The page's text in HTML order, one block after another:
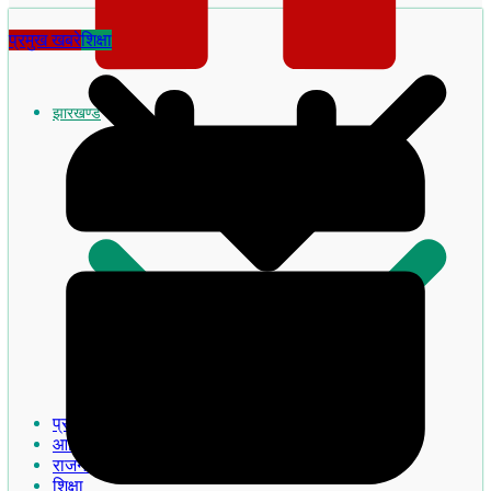
झारखण्ड
प्रमुख खबरे
आदिवासी
राजनीति
शिक्षा
प्रमुख खबरेशिक्षा